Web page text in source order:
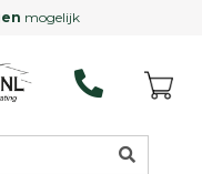
mogelijk